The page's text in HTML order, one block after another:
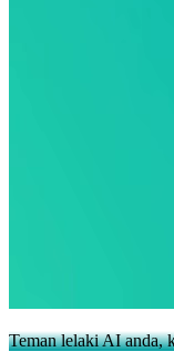
Teman lelaki AI anda,